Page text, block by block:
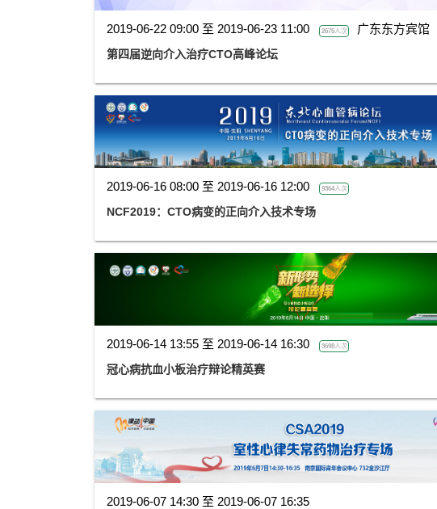
2019-06-22 09:00 至 2019-06-23 11:00 2675人次 广东东方宾馆
第四届逆向介入治疗CTO高峰论坛
2019-06-16 08:00 至 2019-06-16 12:00 9364人次
NCF2019：CTO病变的正向介入技术专场
2019-06-14 13:55 至 2019-06-14 16:30 3698人次
冠心病抗血小板治疗辩论精英赛
2019-06-07 14:30 至 2019-06-07 16:35